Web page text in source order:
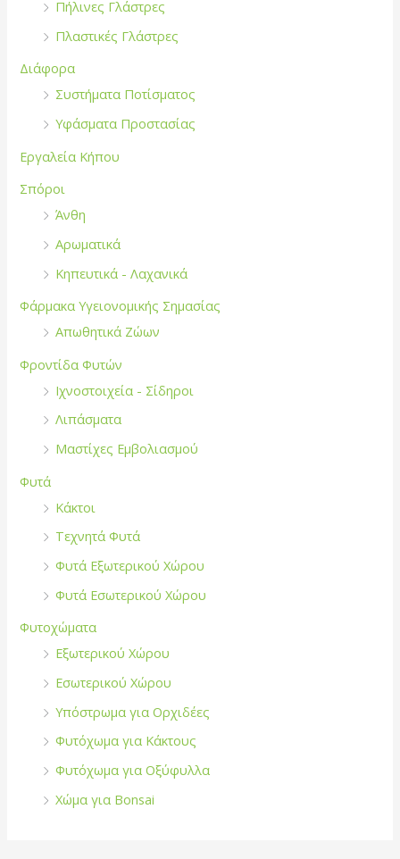
Πήλινες Γλάστρες
Πλαστικές Γλάστρες
Διάφορα
Συστήματα Ποτίσματος
Υφάσματα Προστασίας
Εργαλεία Κήπου
Σπόροι
Άνθη
Αρωματικά
Κηπευτικά - Λαχανικά
Φάρμακα Υγειονομικής Σημασίας
Απωθητικά Ζώων
Φροντίδα Φυτών
Ιχνοστοιχεία - Σίδηροι
Λιπάσματα
Μαστίχες Εμβολιασμού
Φυτά
Κάκτοι
Τεχνητά Φυτά
Φυτά Εξωτερικού Χώρου
Φυτά Εσωτερικού Χώρου
Φυτοχώματα
Εξωτερικού Χώρου
Εσωτερικού Χώρου
Υπόστρωμα για Ορχιδέες
Φυτόχωμα για Κάκτους
Φυτόχωμα για Οξύφυλλα
Χώμα για Bonsai